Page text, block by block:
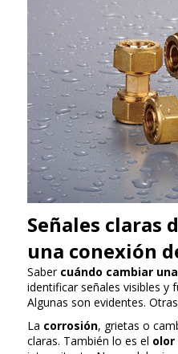
Señales claras
una conexión
Saber cuándo cambiar
identificar señales visibles y
Algunas son evidentes.
La corrosión, grietas o
claras. También lo es el olor